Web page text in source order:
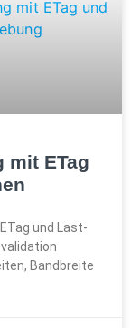
mit ETag
und Last-
Bandbreite